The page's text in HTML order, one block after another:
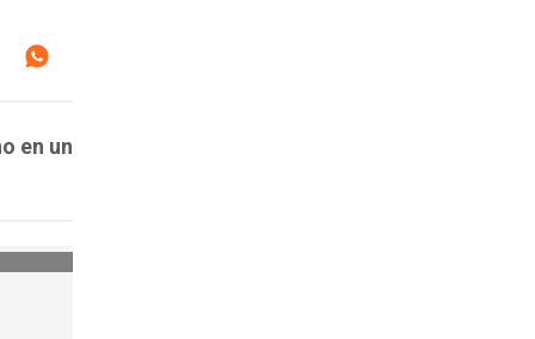
en un